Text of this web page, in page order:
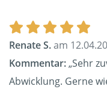
Renate S.am
Kommentar:„Sehr
Abwicklung. Gerne